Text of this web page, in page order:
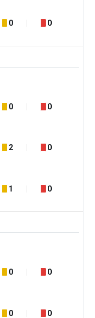
0 0
0 0
2 0
1 0
0 0
0 0